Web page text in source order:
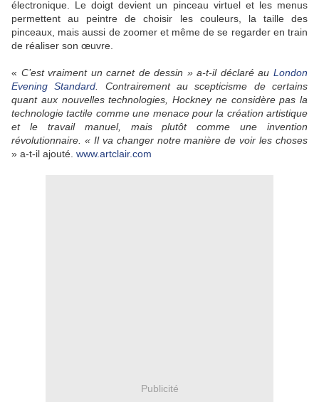
électronique. Le doigt devient un pinceau virtuel et les menus
permettent au peintre de choisir les couleurs, la taille des
pinceaux, mais aussi de zoomer et même de se regarder en train
de réaliser son œuvre.
« C’est vraiment un carnet de dessin » a-t-il déclaré auLondon
Evening Standard . Contrairement au scepticisme de certains
quant aux nouvelles technologies, Hockney ne considère pas la
technologie tactile comme une menace pour la création artistique
et le travail manuel, mais plutôt comme une invention
révolutionnaire. « Il va changer notre manière de voir les choses
» a-t-il ajouté. www.artclair.com
Publicité